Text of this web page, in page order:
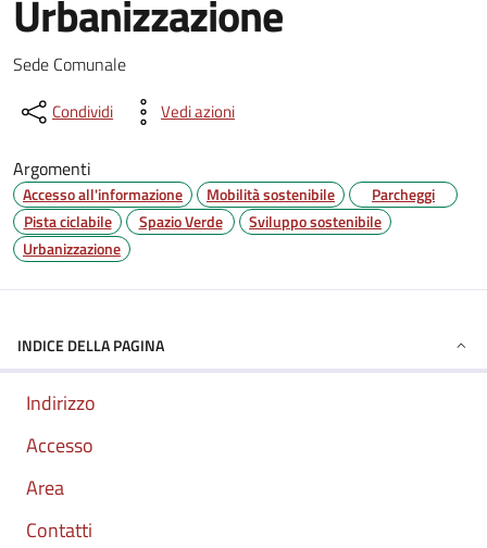
Urbanizzazione
Descrizione
Sede Comunale
Condividi Vedi azioni
Argomenti
Accesso all'informazione Mobilità sostenibile
Parcheggi
Pista ciclabile
Spazio Verde
Sviluppo sostenibile
Urbanizzazione
INDICE DELLA PAGINA
Indirizzo
Accesso
Area
Contatti